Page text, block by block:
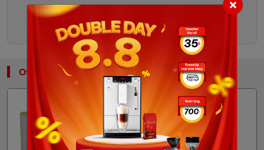
WRITE COMMENT
Other: Traditional Coffee Machines
Nuova Simonelli
Coffee machine Oscar
Mood - Water Tank